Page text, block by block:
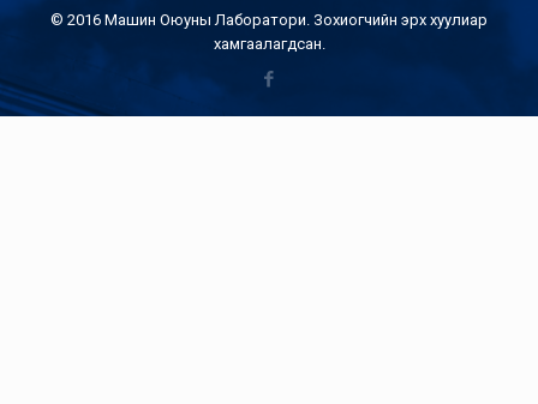
© 2016 Машин Оюуны Лаборатори. Зохиогчийн эрх хуулиар
хамгаалагдсан.